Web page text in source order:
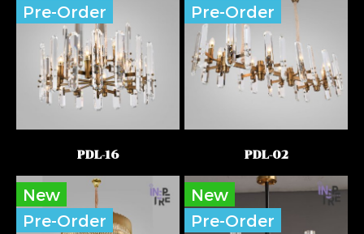
Pre-Order
PDL-16
Pre-Order
PDL-02
New
Pre-Order
New
Pre-Order